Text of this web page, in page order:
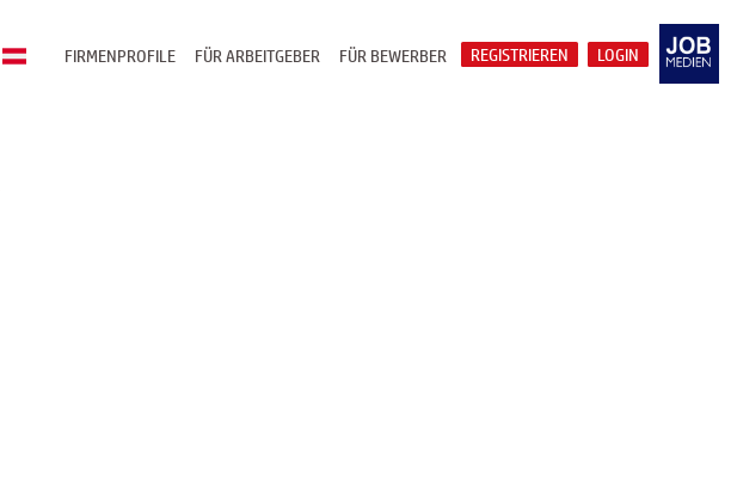
LOGIN
REGISTRIEREN
FÜR BEWERBER
FÜR ARBEITGEBER
FIRMENPROFILE